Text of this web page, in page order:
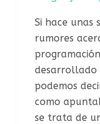
Si hace unas
rumores
desarrollado
podemos
como
se trata de